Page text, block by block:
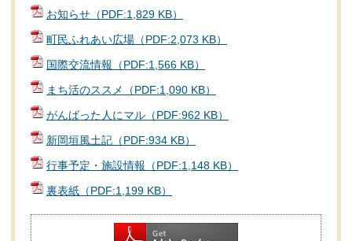
お知らせ（PDF:1,829 KB）
町民ふれあい広場（PDF:2,073 KB）
国際交流情報（PDF:1,566 KB）
まち活のススメ（PDF:1,090 KB）
がんばった人にマル（PDF:962 KB）
新岡垣風土記（PDF:934 KB）
行事予定・施設情報（PDF:1,148 KB）
裏表紙（PDF:1,199 KB）